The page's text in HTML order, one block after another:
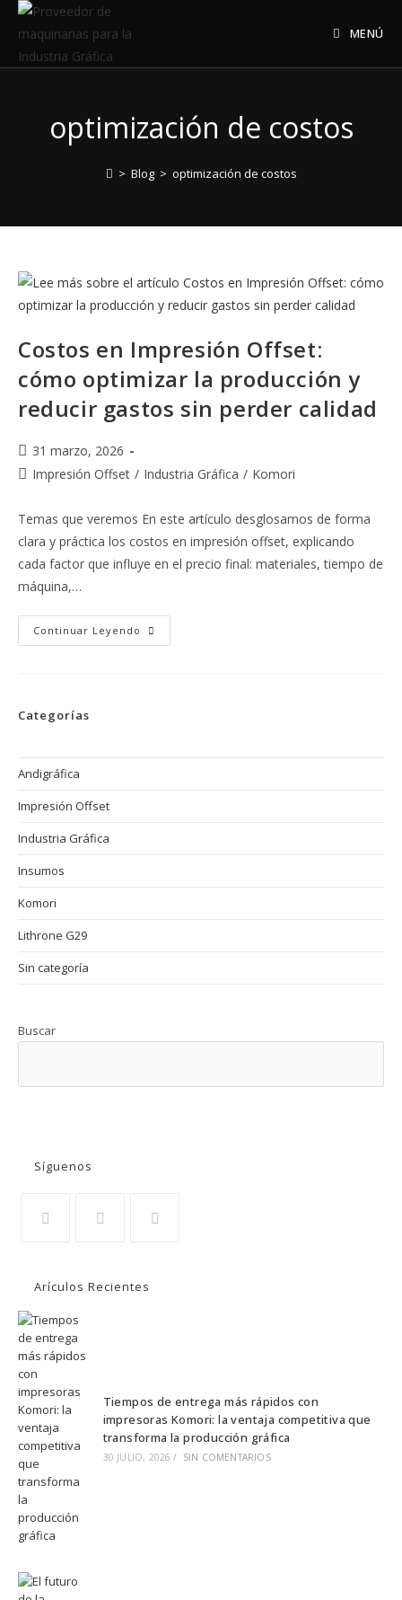
Saltar
contenido
MENÚ
optimización de costos
> Blog > optimización de costos
Costos en Impresión Offset:
cómo optimizar la producción y
reducir gastos sin perder calidad
Publicación
de
31 marzo, 2026
Categoría
la
entrada:
Impresión Offset / Industria Gráfica / Komori
Temas que veremos En este artículo desglosamos de forma
clara y práctica los costos en impresión offset, explicando
cada factor que influye en el precio final: materiales, tiempo de
máquina,…
Continuar Leyendo Costos
En
Categorías
Andigráfica
Impresión Offset
Industria Gráfica
Insumos
Komori
Lithrone G29
Sin categoría
Buscar
Síguenos
una
nueva
pestaña
una
nueva
pestaña
Arículos Recientes
Tiempos de entrega más rápidos con
impresoras Komori: la ventaja competitiva que
transforma la producción gráfica
30 JULIO, 2026 / SIN COMENTARIOS